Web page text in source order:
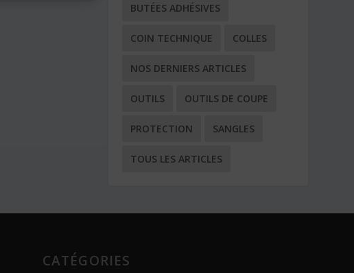
BUTÉES ADHÉSIVES
COIN TECHNIQUE COLLES
NOS DERNIERS ARTICLES
OUTILS OUTILS DE COUPE
PROTECTION SANGLES
TOUS LES ARTICLES
CATÉGORIES